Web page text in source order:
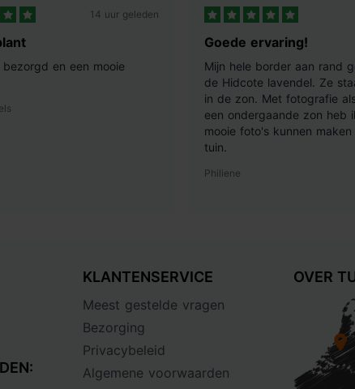
14 uur geleden
bezorgd en een mooie
Goede ervaring!
Mijn hele border aan rand
de Hidcote lavendel. Ze
in de zon. Met fotografie
een ondergaande zon heb
mooie foto's kunnen maken
tuin.
Philiene
KLANTENSERVICE
Meest gestelde vragen
Bezorging
Privacybeleid
Algemene voorwaarden
OVER